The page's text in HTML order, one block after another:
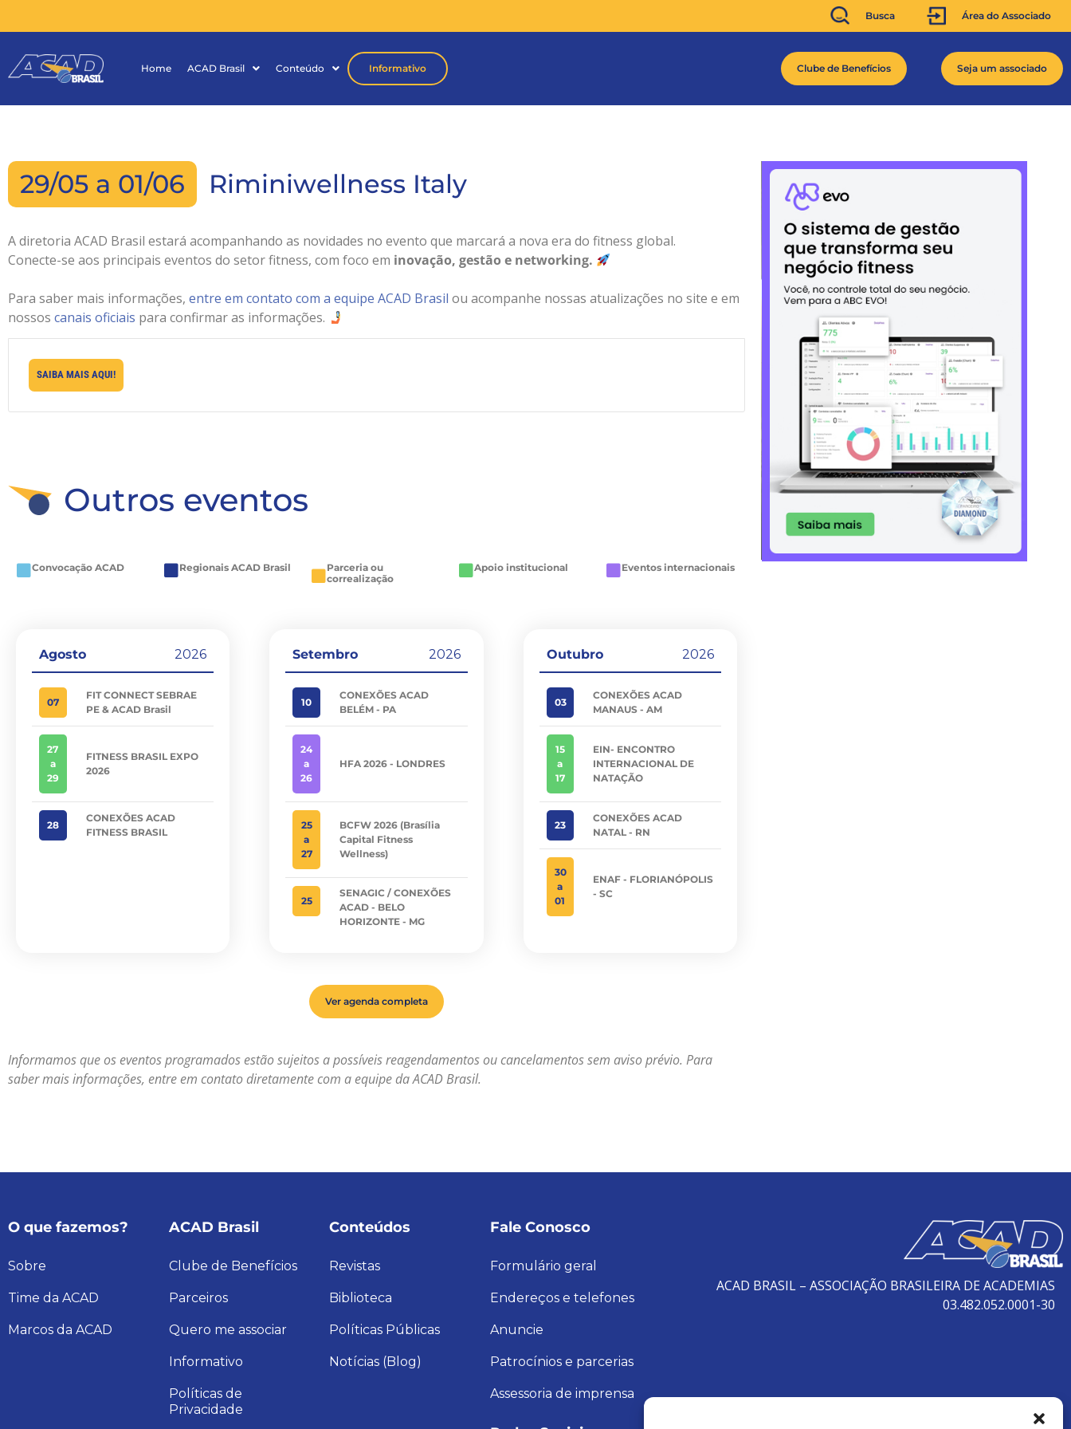
Busca Área do Associado
Home ACAD Brasil Conteúdo Informativo Clube de Benefícios Seja um associado
29/05 a 01/06 Riminiwellness Italy
A diretoria ACAD Brasil estará acompanhando as novidades no evento que marcará a nova era do fitness global.
Conecte-se aos principais eventos do setor fitness, com foco em inovação, gestão e networking.
Para saber mais informações, entre em contato com a equipe ACAD Brasil ou acompanhe nossas atualizações no site e em
nossos canais oficiais para confirmar as informações.
SAIBA MAIS AQUI!
Outros eventos
Convocação ACAD Regionais ACAD Brasil
Parceria ou
correalização
Apoio institucional Eventos internacionais
Agosto 2026
07
FIT CONNECT SEBRAE
PE & ACAD Brasil
27
a
29
FITNESS BRASIL EXPO
2026
28
CONEXÕES ACAD
FITNESS BRASIL
Setembro 2026
10
CONEXÕES ACAD
BELÉM - PA
24
a
26
HFA 2026 - LONDRES
25
a
27
BCFW 2026 (Brasília
Capital Fitness
Wellness)
25
SENAGIC / CONEXÕES
ACAD - BELO
HORIZONTE - MG
Outubro 2026
03
CONEXÕES ACAD
MANAUS - AM
15
a
17
EIN- ENCONTRO
INTERNACIONAL DE
NATAÇÃO
23
CONEXÕES ACAD
NATAL - RN
30
a
01
ENAF - FLORIANÓPOLIS
- SC
Ver agenda completa
Informamos que os eventos programados estão sujeitos a possíveis reagendamentos ou cancelamentos sem aviso prévio. Para
saber mais informações, entre em contato diretamente com a equipe da ACAD Brasil.
O que fazemos?
Sobre
Time da ACAD
Marcos da ACAD
ACAD Brasil
Clube de Benefícios
Parceiros
Quero me associar
Informativo
Políticas de
Privacidade
Conteúdos
Revistas
Biblioteca
Políticas Públicas
Notícias (Blog)
Fale Conosco
Formulário geral
Endereços e telefones
Anuncie
Patrocínios e parcerias
Assessoria de imprensa
ACAD BRASIL – ASSOCIAÇÃO BRASILEIRA DE ACADEMIAS
03.482.052.0001-30